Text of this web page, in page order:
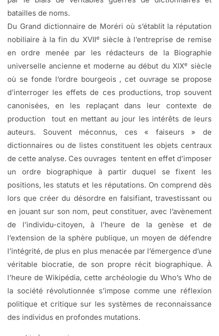
batailles de noms.
Du Grand dictionnaire de Moréri où s’établit la réputation
nobiliaire à la fin du XVIIe siècle à l’entreprise de remise
en ordre menée par les rédacteurs de la Biographie
universelle ancienne et moderne au début du XIXe siècle
où se fonde l’ordre bourgeois , cet ouvrage se propose
d’interroger les effets de ces productions, trop souvent
canonisées, en les replaçant dans leur contexte de
production tout en mettant au jour les intérêts de leurs
auteurs. Souvent méconnus, ces « faiseurs » de
dictionnaires ou de listes constituent les objets centraux
de cette analyse. Ces ouvrages tentent en effet d’imposer
un ordre biographique à partir duquel se fixent les
positions, les statuts et les réputations. On comprend dès
lors que créer du désordre en falsifiant, travestissant ou
en jouant sur son nom, peut constituer, avec l’avènement
de l’individu-citoyen, à l’heure de la genèse et de
l’extension de la sphère publique, un moyen de défendre
l’intégrité, de plus en plus menacée par l’émergence d’une
véritable biocratie, de son propre récit biographique. À
l’heure de Wikipédia, cette archéologie du Who’s Who de
la société révolutionnée s’impose comme une réflexion
politique et critique sur les systèmes de reconnaissance
des individus en profondes mutations.